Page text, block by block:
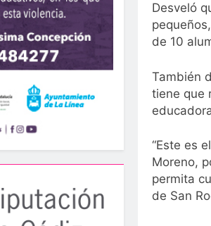
Desveló
de 10
También
tiene que
“Este es
Moreno,
permita
de San